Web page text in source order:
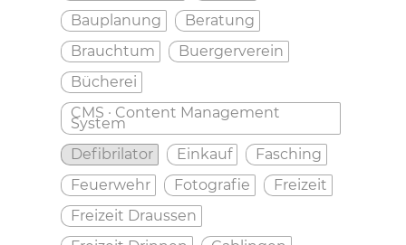
Bauplanung
Beratung
Brauchtum
Buergerverein
Bücherei
CMS · Content Management
System
Defibrilator
Einkauf
Fasching
Feuerwehr
Fotografie
Freizeit
Freizeit Draussen